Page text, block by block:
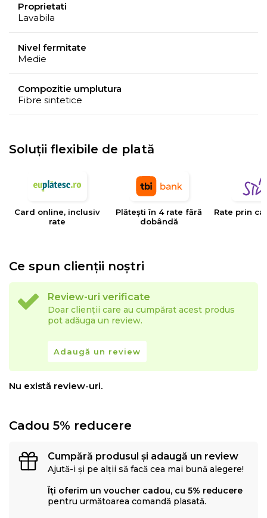
Proprietati
Lavabila
Nivel fermitate
Medie
Compozitie umplutura
Fibre sintetice
Soluții flexibile de plată
Card online, inclusiv
rate
Plătești în 4 rate fără
dobândă
Rate prin
Ce spun clienții noștri
Review-uri verificate
Doar clienții care au cumpărat acest produs
pot adăuga un review.
Adaugă un review
Nu există review-uri.
Cadou 5% reducere
Cumpără produsul și adaugă un review
Ajută-i și pe alții să facă cea mai bună alegere!
Îți oferim un voucher cadou, cu 5% reducere
pentru următoarea comandă plasată.